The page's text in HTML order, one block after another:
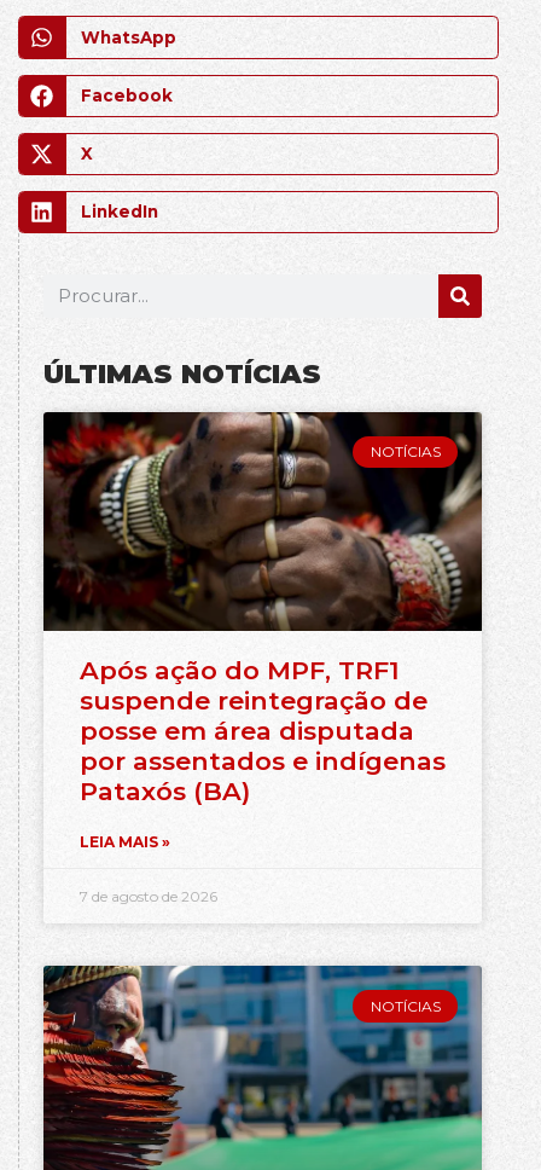
WhatsApp
Facebook
X
LinkedIn
ÚLTIMAS NOTÍCIAS
NOTÍCIAS
Após ação do MPF, TRF1
suspende reintegração de
posse em área disputada
por assentados e indígenas
Pataxós (BA)
LEIA MAIS »
7 de agosto de 2026
NOTÍCIAS